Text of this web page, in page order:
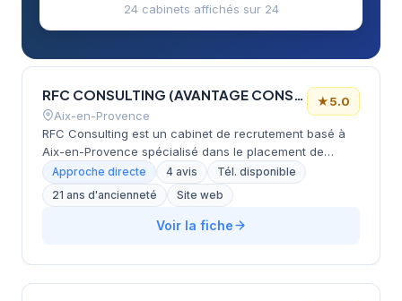
24 cabinets affichés sur 24
RFC CONSULTING (AVANTAGE CONSULTING)
Aix-en-Provence
★5.0
RFC Consulting est un cabinet de recrutement basé à
Aix-en-Provence spécialisé dans le placement de
cadres et experts en CDI, CDD et management de
transition. Depuis 2005, le cabinet intervient notamment
dans les secteurs IT et digital, en combinant approche
directe, sourcing avancé et sélection rigoureuse. RFC
Approche directe 4 avis
Tél. disponible
21 ans d'ancienneté
Site web
Voir la fiche